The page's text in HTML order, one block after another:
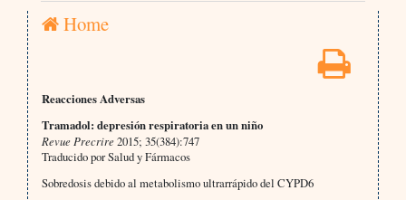
Home
Reacciones Adversas
Tramadol: depresión respiratoria en un niño
Revue Precrire2015; 35(384):747
Traducido por Salud y Fármacos
Sobredosis debido al metabolismo ultrarrápido del CYPD6